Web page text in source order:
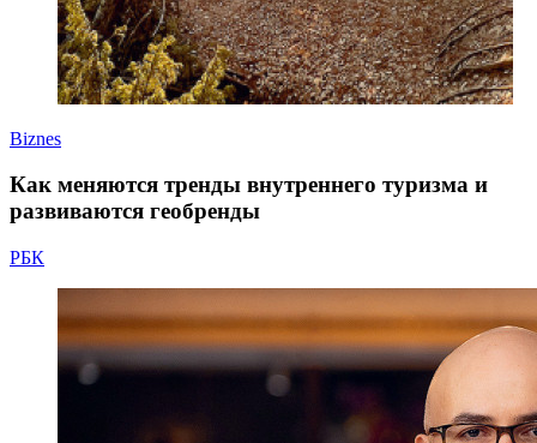
Biznes
Как меняются тренды внутреннего туризма и
развиваются геобренды
РБК